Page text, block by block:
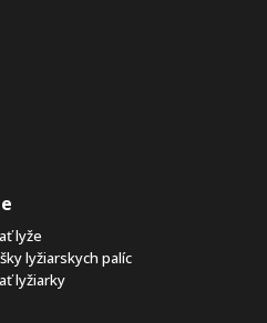
lyže
lyžiarskych palíc
lyžiarky